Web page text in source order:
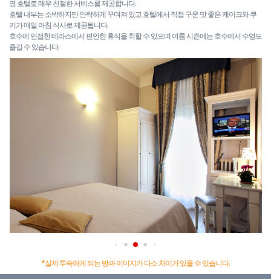
영 호텔로 매우 친절한 서비스를 제공합니다.
호텔 내부는 소박하지만 안락하게 꾸며져 있고 호텔에서 직접 구운 맛 좋은 케이크와 쿠
키가 매일 아침 식사로 제공됩니다.
호수에 인접한 테라스에서 편안한 휴식을 취할 수 있으며 여름 시즌에는 호수에서 수영도
즐길 수 있습니다.
*실제 투숙하게 되는 방과 이미지가 다소 차이가 있을 수 있습니다.